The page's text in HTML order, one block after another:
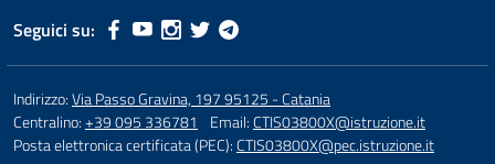
Seguici su:
Indirizzo:Via Passo Gravina, 197 95125 - Catania
Centralino:+39 095 336781 Email:CTIS03800X@istruzione.it
Posta elettronica certificata (PEC):CTIS03800X@pec.istruzione.it